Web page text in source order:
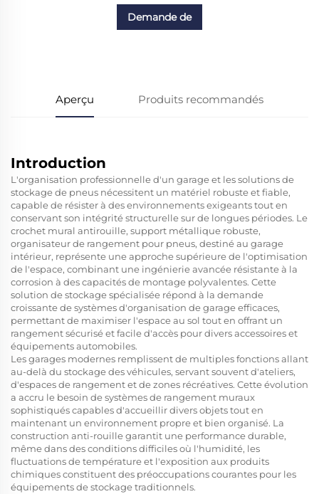
Demande de
Aperçu Produits recommandés
Introduction
L'organisation professionnelle d'un garage et les solutions de
stockage de pneus nécessitent un matériel robuste et fiable,
capable de résister à des environnements exigeants tout en
conservant son intégrité structurelle sur de longues périodes. Le
crochet mural antirouille, support métallique robuste,
organisateur de rangement pour pneus, destiné au garage
intérieur, représente une approche supérieure de l'optimisation
de l'espace, combinant une ingénierie avancée résistante à la
corrosion à des capacités de montage polyvalentes. Cette
solution de stockage spécialisée répond à la demande
croissante de systèmes d'organisation de garage efficaces,
permettant de maximiser l'espace au sol tout en offrant un
rangement sécurisé et facile d'accès pour divers accessoires et
équipements automobiles.
Les garages modernes remplissent de multiples fonctions allant
au-delà du stockage des véhicules, servant souvent d'ateliers,
d'espaces de rangement et de zones récréatives. Cette évolution
a accru le besoin de systèmes de rangement muraux
sophistiqués capables d'accueillir divers objets tout en
maintenant un environnement propre et bien organisé. La
construction anti-rouille garantit une performance durable,
même dans des conditions difficiles où l'humidité, les
fluctuations de température et l'exposition aux produits
chimiques constituent des préoccupations courantes pour les
équipements de stockage traditionnels.